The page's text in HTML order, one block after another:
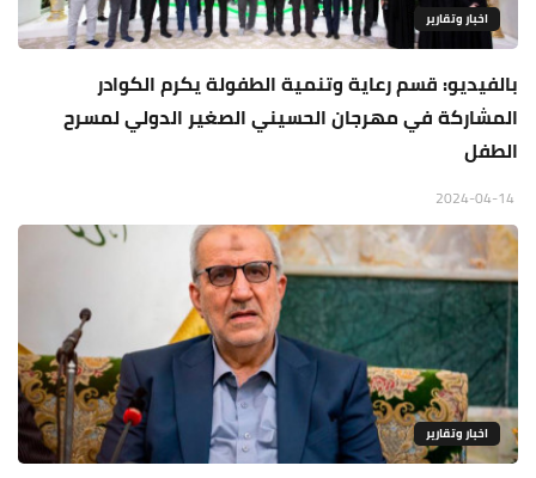
اخبار وتقارير
بالفيديو: قسم رعاية وتنمية الطفولة يكرم الكوادر
المشاركة في مهرجان الحسيني الصغير الدولي لمسرح
الطفل
اخبار وتقارير